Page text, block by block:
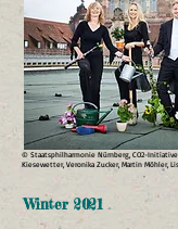
© Staatsphilharmonie Nürnberg, CO2-
Kiesewetter, Veronika Zucker, Martin Möhler,
Winter 2021